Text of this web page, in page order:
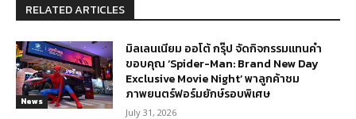
RELATED ARTICLES
News
มิลเลนเนียม ออโต้ กรุ๊ป จัดกิจกรรมแทนคำ
ขอบคุณ ‘Spider-Man: Brand New Day
Exclusive Movie Night’ พาลูกค้าชม
ภาพยนตร์ฟอร์มยักษ์รอบพิเศษ
July 31, 2026